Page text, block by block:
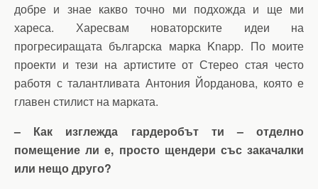
добре и знае какво точно ми подхожда и ще ми
хареса. Харесвам новаторските идеи на
прогресиращата българска марка Knapp. По моите
проекти и тези на артистите от Стерео стая често
работя с талантливата Антония Йорданова, която е
главен стилист на марката.
– Как изглежда гардеробът ти – отделно
помещение ли е, просто щендери със закачалки
или нещо друго?